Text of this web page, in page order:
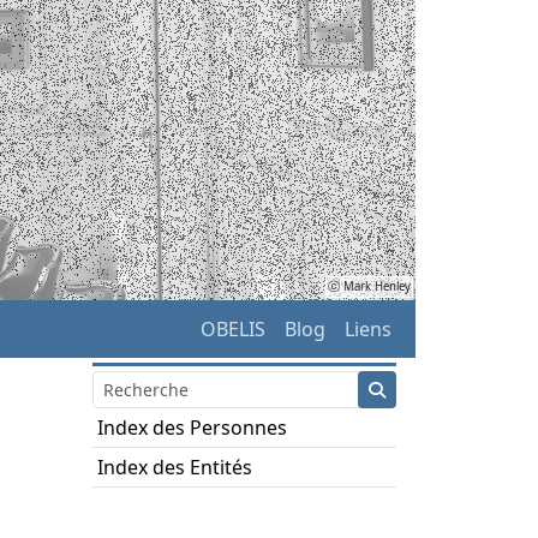
ⓒ Mark Henley
OBELIS Blog Liens
Index des Personnes
Index des Entités